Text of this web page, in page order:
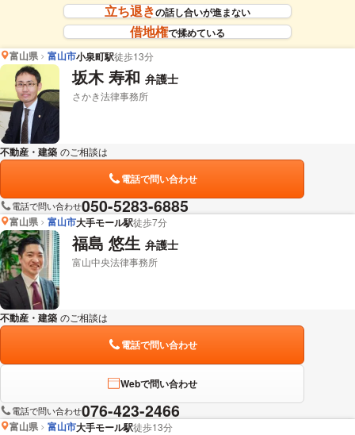
立ち退きの話し合いが進まない
借地権で揉めている
富山県
富山市小泉町駅徒歩13分
坂木 寿和 弁護士
さかき法律事務所
不動産・建築 のご相談は
電話で問い合わせ
電話で問い合わせ050-5283-6885
富山県 富山市大手モール駅徒歩7分
福島 悠生 弁護士
富山中央法律事務所
不動産・建築 のご相談は
電話で問い合わせ
Webで問い合わせ
電話で問い合わせ076-423-2466
富山県 富山市大手モール駅徒歩13分